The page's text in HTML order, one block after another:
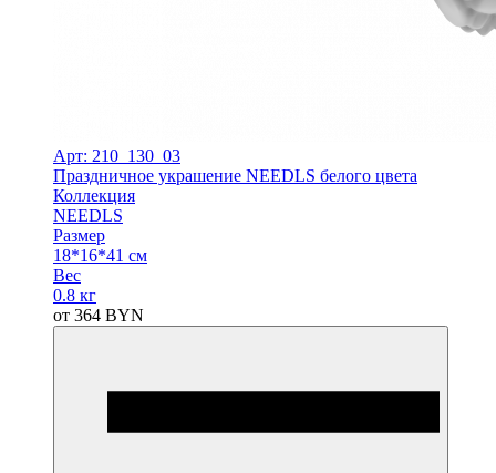
Арт: 210_130_03
Праздничное украшение NEEDLS белого цвета
Коллекция
NEEDLS
Размер
18*16*41 см
Вес
0.8 кг
от 364 BYN